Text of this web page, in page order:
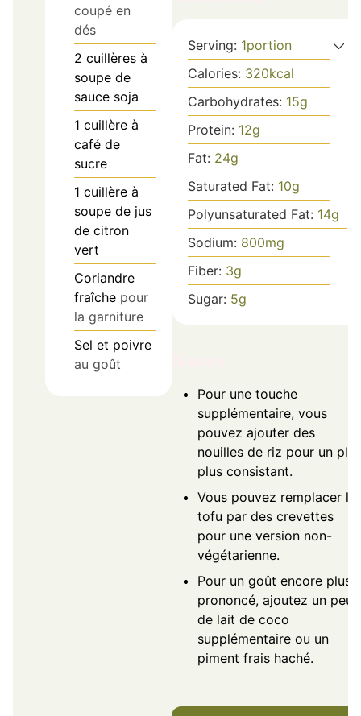
coupé en
dés
2 cuillères à
soupe de
sauce soja
1 cuillère à
café de
sucre
1 cuillère à
soupe de jus
de citron
vert
Coriandre
fraîche pour
la garniture
Sel et poivre
au goût
Serving: 1portion
Calories: 320kcal
Carbohydrates: 15g
Protein: 12g
Fat: 24g
Saturated Fat: 10g
Polyunsaturated Fat: 14g
Sodium: 800mg
Fiber: 3g
Sugar: 5g
Pour une touche
supplémentaire, vous
pouvez ajouter des
nouilles de riz pour un plat
plus consistant.
Vous pouvez remplacer le
tofu par des crevettes
pour une version non-
végétarienne.
Pour un goût encore plus
prononcé, ajoutez un peu
de lait de coco
supplémentaire ou un
piment frais haché.